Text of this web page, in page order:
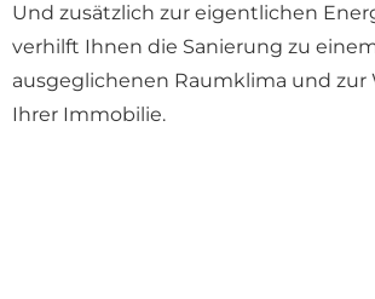
Und zusätzlich zur eigentlichen
verhilft Ihnen die Sanierung zu
ausgeglichenen Raumklima und
Ihrer Immobilie.